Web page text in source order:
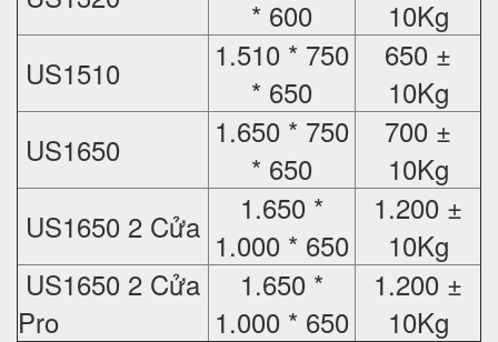
* 600
10Kg
US1510
1.510 * 750
* 650
650 ±
10Kg
US1650
1.650 * 750
* 650
700 ±
10Kg
US1650 2 Cửa
1.650 *
1.000 * 650
1.200 ±
10Kg
US1650 2 Cửa
Pro
1.650 *
1.000 * 650
1.200 ±
10Kg